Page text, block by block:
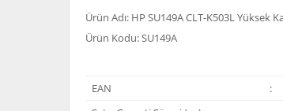
Ürün Adı: HP SU149A CLT-K503L Yüksek
Ürün Kodu: SU149A
EAN :